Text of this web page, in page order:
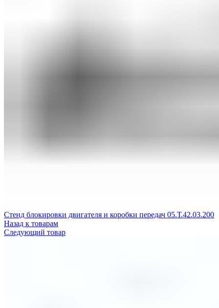
Стенд блокировки двигателя и коробки передач 05.Т.42.03.200
Назад к товарам
Следующий товар